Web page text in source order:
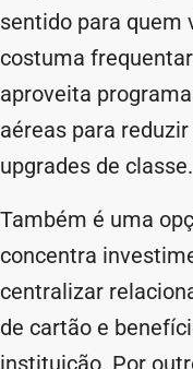
sentido para quem
costuma
aproveita
aéreas para
upgrades de classe.
Também é uma
concentra
centralizar
de cartão e
instituição. Por